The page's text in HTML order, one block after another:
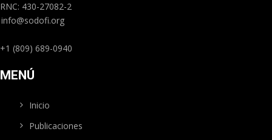
RNC: 430-27082-2
info@sodofi.org
+1 (809) 689-0940
MENÚ
Inicio
Publicaciones